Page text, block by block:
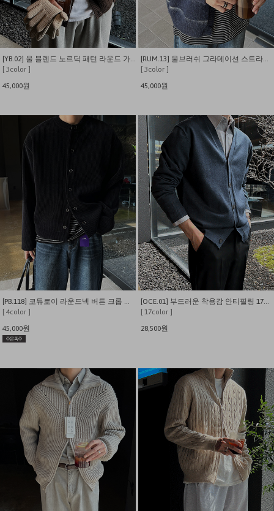
[YB.02] 울 블렌드 노르딕 패턴 라운드 가디건
[ 3color ]
45,000원
[RUM.13] 울브러쉬 그라데이션 스트라이프 크루 가디건
[ 3color ]
45,000원
[PB.118] 코듀로이 라운드넥 버튼 크롭 가디건
[ 4color ]
45,000원
[OCE.01] 부드러운 착용감 안티필링 17컬러 비스코스 브이넥 가디건
[ 17color ]
28,500원